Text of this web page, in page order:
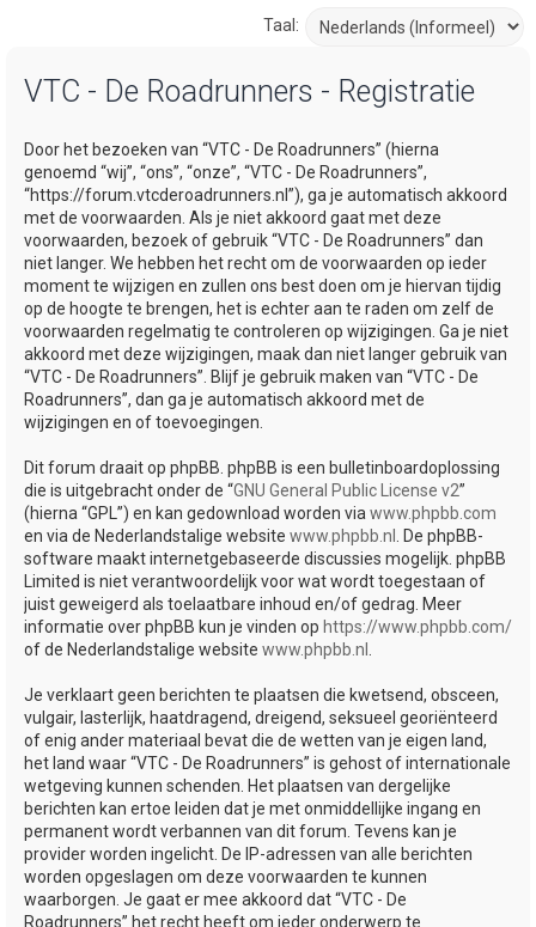
Taal:
VTC - De Roadrunners - Registratie
Door het bezoeken van “VTC - De Roadrunners” (hierna
genoemd “wij”, “ons”, “onze”, “VTC - De Roadrunners”,
“https://forum.vtcderoadrunners.nl”), ga je automatisch akkoord
met de voorwaarden. Als je niet akkoord gaat met deze
voorwaarden, bezoek of gebruik “VTC - De Roadrunners” dan
niet langer. We hebben het recht om de voorwaarden op ieder
moment te wijzigen en zullen ons best doen om je hiervan tijdig
op de hoogte te brengen, het is echter aan te raden om zelf de
voorwaarden regelmatig te controleren op wijzigingen. Ga je niet
akkoord met deze wijzigingen, maak dan niet langer gebruik van
“VTC - De Roadrunners”. Blijf je gebruik maken van “VTC - De
Roadrunners”, dan ga je automatisch akkoord met de
wijzigingen en of toevoegingen.
Dit forum draait op phpBB. phpBB is een bulletinboardoplossing
die is uitgebracht onder de “GNU General Public License v2”
(hierna “GPL”) en kan gedownload worden via www.phpbb.com
en via de Nederlandstalige website www.phpbb.nl . De phpBB-
software maakt internetgebaseerde discussies mogelijk. phpBB
Limited is niet verantwoordelijk voor wat wordt toegestaan of
juist geweigerd als toelaatbare inhoud en/of gedrag. Meer
informatie over phpBB kun je vinden op https://www.phpbb.com/
of de Nederlandstalige website www.phpbb.nl
Je verklaart geen berichten te plaatsen die kwetsend, obsceen,
vulgair, lasterlijk, haatdragend, dreigend, seksueel georiënteerd
of enig ander materiaal bevat die de wetten van je eigen land,
het land waar “VTC - De Roadrunners” is gehost of internationale
wetgeving kunnen schenden. Het plaatsen van dergelijke
berichten kan ertoe leiden dat je met onmiddellijke ingang en
permanent wordt verbannen van dit forum. Tevens kan je
provider worden ingelicht. De IP-adressen van alle berichten
worden opgeslagen om deze voorwaarden te kunnen
waarborgen. Je gaat er mee akkoord dat “VTC - De
Roadrunners” het recht heeft om ieder onderwerp te